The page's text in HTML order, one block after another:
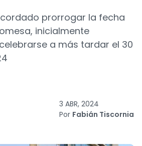
prorrogar la fecha
inicialmente
a más tardar el 30
3 ABR, 2024
Por Fabián Tiscornia